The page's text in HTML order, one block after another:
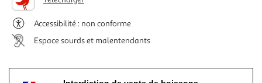
Accessibilité : non conforme
Espace sourds et malentendants